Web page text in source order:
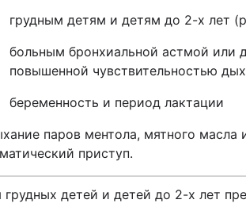
грудным детям и детям до 2-х лет
больным бронхиальной астмой или
повышенной чувствительностью
беременность и период лактации
паров ментола, мятного
приступ.
грудных детей и детей до 2-х лет